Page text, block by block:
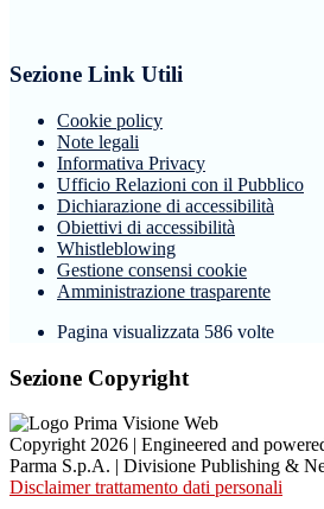
Sezione Link Utili
Cookie policy
Note legali
Informativa Privacy
Ufficio Relazioni con il Pubblico
Dichiarazione di accessibilità
Obiettivi di accessibilità
Whistleblowing
Gestione consensi cookie
Amministrazione trasparente
Pagina visualizzata 586 volte
Sezione Copyright
Copyright 2026 | Engineered and
Parma S.p.A. | Divisione Publishing &
Disclaimer trattamento dati personali